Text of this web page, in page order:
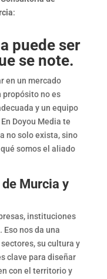
:
puede ser
se note.
en un mercado
propósito no es
y un equipo
Doyou Media te
no solo exista, sino
somos el aliado
Murcia y
instituciones
nos da una
su cultura y
clave para diseñar
con el territorio y